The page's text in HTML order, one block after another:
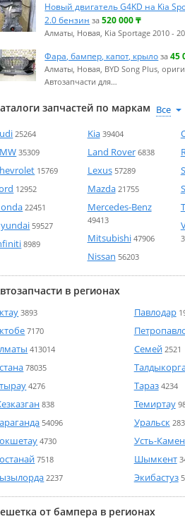
Новый двигатель G4KD на Kia
2.0 бензин за520 000₸
Алматы, Новая, Kia Sportage 2010 -
Фара, бампер, капот, крыло за45
Алматы, Новая, BYD Song Plus,
Автозапчасти для…
запчастей по маркам
25264
35309
15769
12952
22451
59527
8989
Kia 39404
Land Rover 6838
Lexus 57289
Mazda 21755
Mercedes-Benz
49413
Mitsubishi 47906
Nissan 56203
в регионах
3893
7170
413014
78035
4276
838
54096
4730
7518
2237
Павлодар
Семей 2521
Тараз 4234
Темиртау
Уральск
Усть-
Шымкент
Экибастуз
от бампера в регионах